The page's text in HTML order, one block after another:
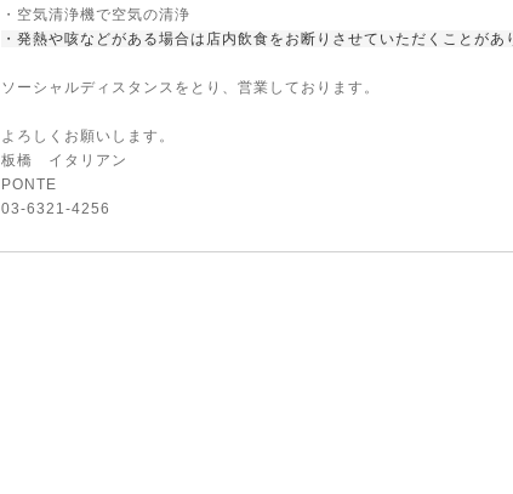
・空気清浄機で空気の清浄
・発熱や咳などがある場合は店内飲食をお断りさせていただくことがあ
ソーシャルディスタンスをとり、営業しております。
よろしくお願いします。
板橋 イタリアン
PONTE
03-6321-4256